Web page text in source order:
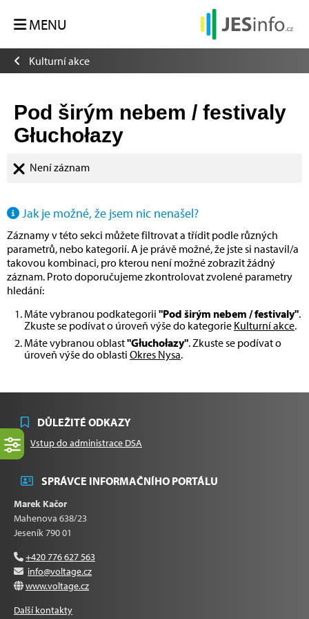
MENU
Kulturní akce
Pod širým nebem / festivaly
Głuchołazy
Není záznam
Jak je možné, že jsem nic nenašel?
Záznamy v této sekci můžete filtrovat a třídit podle různých
parametrů, nebo kategorií. A je právě možné, že jste si nastavil/a
takovou kombinaci, pro kterou není možné zobrazit žádný
záznam. Proto doporučujeme zkontrolovat zvolené parametry
hledání:
Máte vybranou podkategorii "Pod širým nebem / festivaly".
Zkuste se podívat o úroveň výše do kategorie Kulturní akce.
Máte vybranou oblast"Głuchołazy". Zkuste se podívat o
úroveň výše do oblasti Okres Nysa.
DŮLEŽITÉ ODKAZY
Vstup do administrace DSA
SPRÁVCE INFORMAČNÍHO PORTÁLU
Marek Kačor
Mahenova 638/23
Jeseník 790 01
+420 776 627 563
info@voltage.cz
www.voltage.cz
Další kontakty